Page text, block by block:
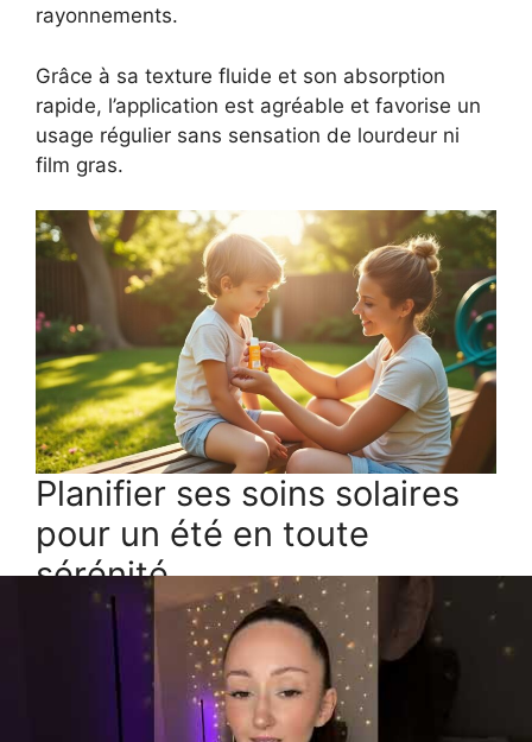
rayonnements.
Grâce à sa texture fluide et son absorption
rapide, l’application est agréable et favorise un
usage régulier sans sensation de lourdeur ni
film gras.
Planifier ses soins solaires
pour un été en toute
sérénité
Étape Beschreibung
Fréquence
Étaler